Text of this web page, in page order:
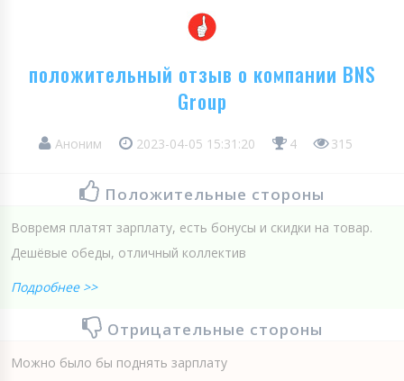
положительный отзыв о компании BNS
Group
Аноним 2023-04-05 15:31:20 4 315
Положительные стороны
Вовремя платят зарплату, есть бонусы и скидки на товар.
Дешёвые обеды, отличный коллектив
Подробнее >>
Отрицательные стороны
Можно было бы поднять зарплату